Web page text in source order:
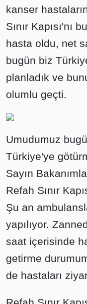
kanser
Sınır Kapısı'nı
hasta oldu, net
bugün biz
planladık ve
olumlu geçti.
Umudumuz
Türkiye'ye
Sayın
Refah Sınır
Şu an
yapılıyor.
saat içerisinde
getirme
de hastaları